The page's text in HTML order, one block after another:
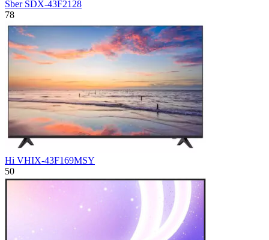
Sber SDX-43F2128
78
Hi VHIX-43F169MSY
50